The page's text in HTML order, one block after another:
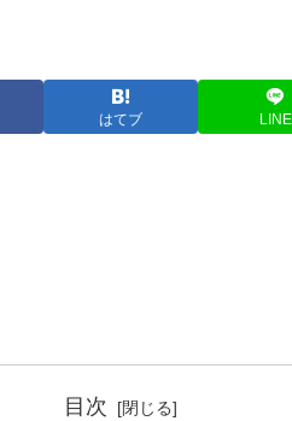
はてブ LINE
目次